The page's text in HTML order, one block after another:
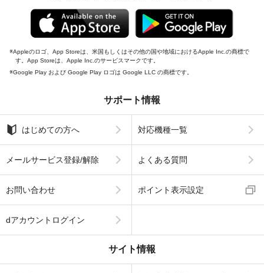
Appleのロゴ、App Storeは、米国もしくはその他の国や地域におけるApple Inc.の商標で
す。App Storeは、Apple Inc.のサービスマークです。
Google Play および Google Play ロゴは Google LLC の商標です。
サポート情報
はじめての方へ 対応機種一覧
メールサービス登録/解除 よくある質問
お問い合わせ ポイント表示設定
dアカウントログイン
サイト情報